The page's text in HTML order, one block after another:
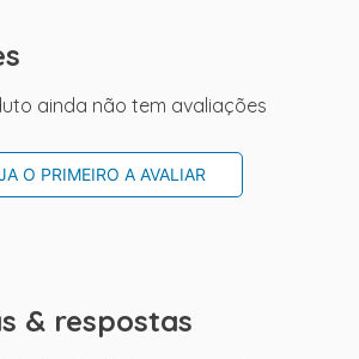
ainda não tem avaliações
O PRIMEIRO A AVALIAR
& respostas